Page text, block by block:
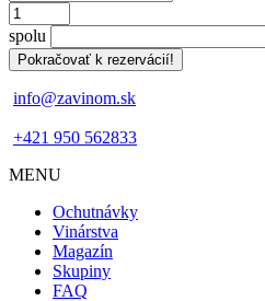
Počet
spolu
info@zavinom.sk
+421 950 562833
mobile
MENU
Ochutnávky
Vinárstva
Magazín
Skupiny
FAQ